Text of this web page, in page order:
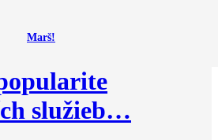
Marš!
služieb…